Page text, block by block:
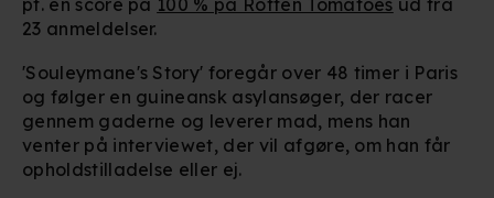
23 anmeldelser.
'Souleymane's Story' foregår over 48 timer i Paris
og følger en guineansk asylansøger, der racer
gennem gaderne og leverer mad, mens han
venter på interviewet, der vil afgøre, om han får
opholdstilladelse eller ej.